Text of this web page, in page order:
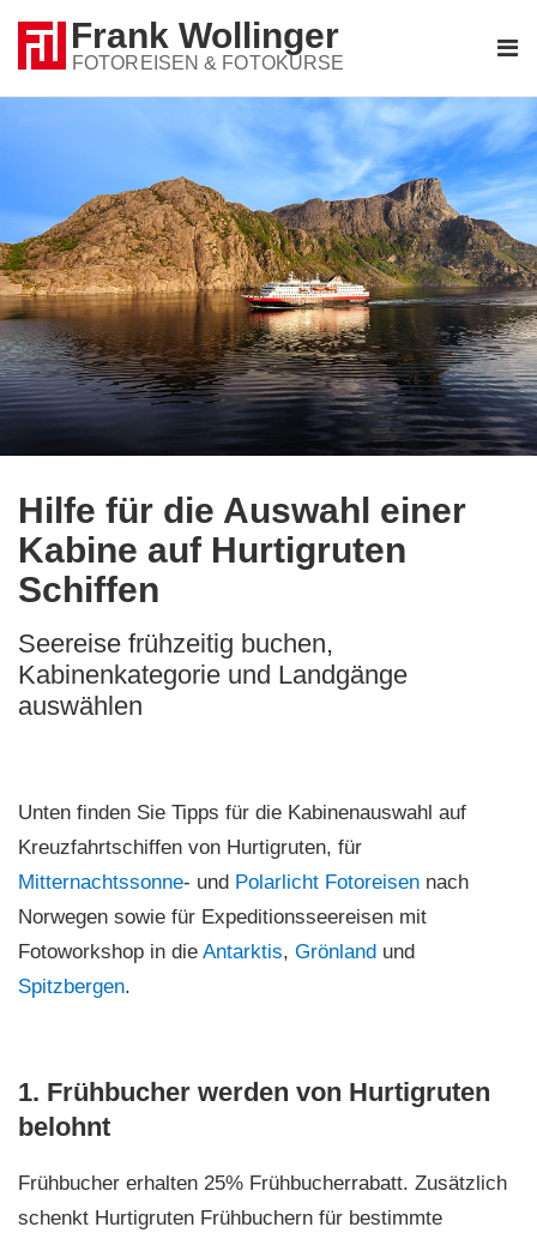
Frank Wollinger
FOTOREISEN & FOTOKURSE
REISETERMINE
GUTSCHEIN
Bestellformular
Fotoreise
Gutschein
FOTOS
BLOG
DOZENT
REISEANMELDUNG
Hilfe für die Auswahl einer
Kabine auf Hurtigruten
Schiffen
Seereise frühzeitig buchen,
Kabinenkategorie und Landgänge
auswählen
Unten finden Sie Tipps für die Kabinenauswahl auf
Kreuzfahrtschiffen von Hurtigruten, für
Mitternachtssonne- und Polarlicht Fotoreisen nach
Norwegen sowie für Expeditionsseereisen mit
Fotoworkshop in die Antarktis, Grönland und
Spitzbergen.
1. Frühbucher werden von Hurtigruten
belohnt
Frühbucher erhalten 25% Frühbucherrabatt. Zusätzlich
schenkt Hurtigruten Frühbuchern für bestimmte